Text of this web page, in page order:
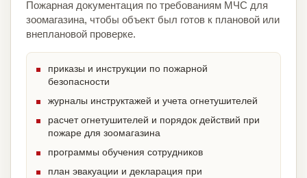
Пожарная документация по требованиям МЧС для
зоомагазина, чтобы объект был готов к плановой или
внеплановой проверке.
приказы и инструкции по пожарной
безопасности
журналы инструктажей и учета огнетушителей
расчет огнетушителей и порядок действий при
пожаре для зоомагазина
программы обучения сотрудников
план эвакуации и декларация при